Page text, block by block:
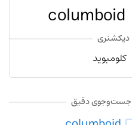
columboid
دیکشنری
کلومبوید
جست‌وجوی دقیق